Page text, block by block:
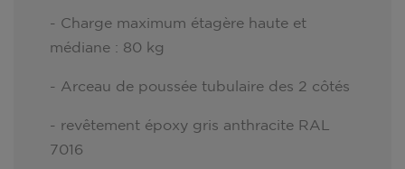
- Charge maximum étagère haute et
médiane : 80 kg
- Arceau de poussée tubulaire des 2 côtés
- revêtement époxy gris anthracite RAL
7016